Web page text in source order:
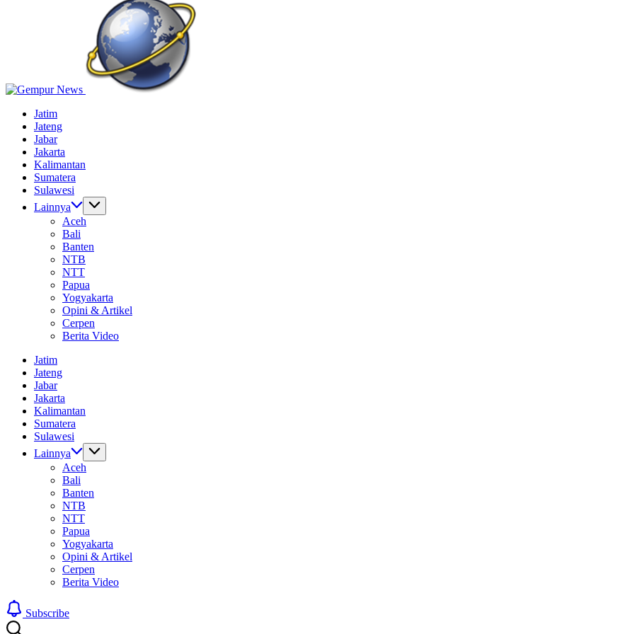
Informasi
Dunia
Tanpa
Batas
Jatim
Jateng
Jabar
Jakarta
Kalimantan
Sumatera
Sulawesi
Lainnya
Aceh
Bali
Banten
NTB
NTT
Papua
Yogyakarta
Opini & Artikel
Cerpen
Berita Video
Jatim
Jateng
Jabar
Jakarta
Kalimantan
Sumatera
Sulawesi
Lainnya
Aceh
Bali
Banten
NTB
NTT
Papua
Yogyakarta
Opini & Artikel
Cerpen
Berita Video
Subscribe